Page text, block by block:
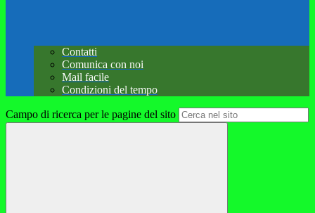
Contatti
Comunica con noi
Mail facile
Condizioni del tempo
Campo di ricerca per le pagine del sito